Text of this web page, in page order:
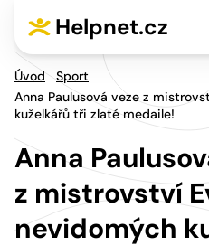
Helpnet.cz
Úvod
Sport
Anna Paulusová veze z
kuželkářů tři zlaté medaile!
Anna
z mistrovství
nevidomých